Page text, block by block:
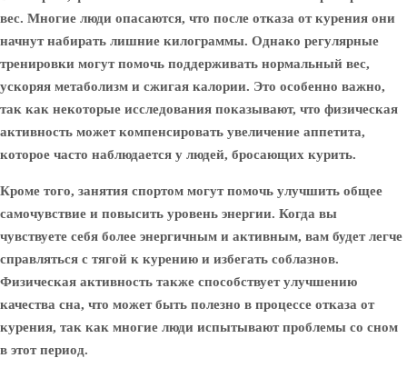
вес. Многие люди опасаются, что после отказа от курения они
начнут набирать лишние килограммы. Однако регулярные
тренировки могут помочь поддерживать нормальный вес,
ускоряя метаболизм и сжигая калории. Это особенно важно,
так как некоторые исследования показывают, что физическая
активность может компенсировать увеличение аппетита,
которое часто наблюдается у людей, бросающих курить.
Кроме того, занятия спортом могут помочь улучшить общее
самочувствие и повысить уровень энергии. Когда вы
чувствуете себя более энергичным и активным, вам будет легче
справляться с тягой к курению и избегать соблазнов.
Физическая активность также способствует улучшению
качества сна, что может быть полезно в процессе отказа от
курения, так как многие люди испытывают проблемы со сном
в этот период.